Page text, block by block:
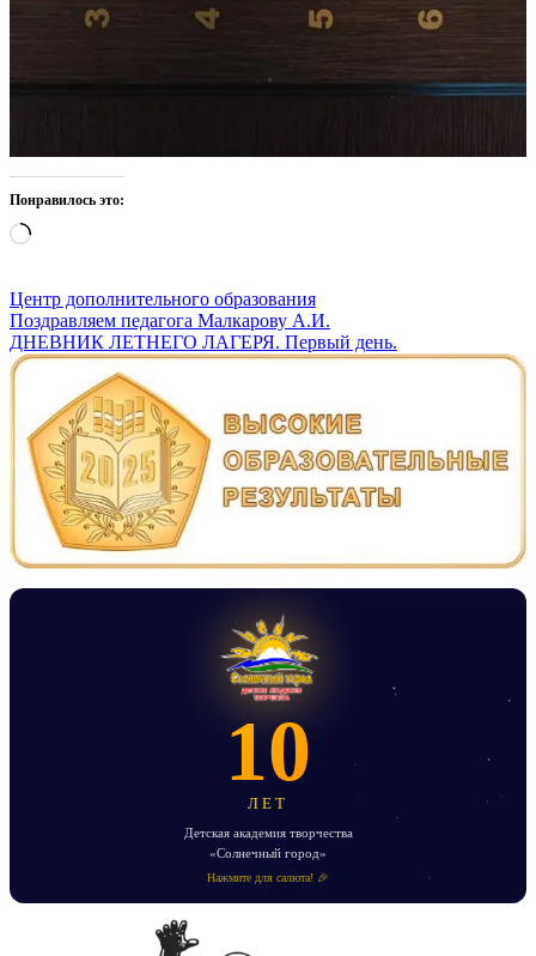
Понравилось это:
Загрузка…
Центр дополнительного образования
Навигация
по
записям
Поздравляем педагога Малкарову А.И.
ДНЕВНИК ЛЕТНЕГО ЛАГЕРЯ. Первый день.
10
ЛЕТ
Детская академия творчества
«Солнечный город»
Нажмите для салюта! 🎉